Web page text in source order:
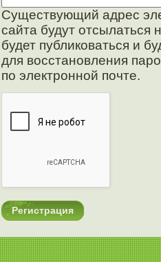
Существующий адрес
сайта будут отсылаться
будет публиковаться и
для восстановления
по электронной почте.